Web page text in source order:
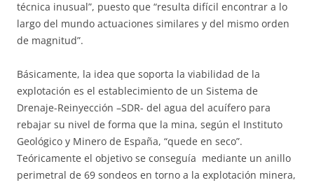
técnica inusual”, puesto que “resulta difícil encontrar a lo
largo del mundo actuaciones similares y del mismo orden
de magnitud”.
Básicamente, la idea que soporta la viabilidad de la
explotación es el establecimiento de un Sistema de
Drenaje-Reinyección –SDR- del agua del acuífero para
rebajar su nivel de forma que la mina, según el Instituto
Geológico y Minero de España, “quede en seco”.
Teóricamente el objetivo se conseguía mediante un anillo
perimetral de 69 sondeos en torno a la explotación minera,